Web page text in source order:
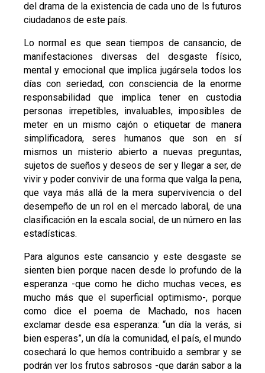
del drama de la existencia de cada uno de ls futuros
ciudadanos de este país.
Lo normal es que sean tiempos de cansancio, de
manifestaciones diversas del desgaste físico,
mental y emocional que implica jugársela todos los
días con seriedad, con consciencia de la enorme
responsabilidad que implica tener en custodia
personas irrepetibles, invaluables, imposibles de
meter en un mismo cajón o etiquetar de manera
simplificadora, seres humanos que son en sí
mismos un misterio abierto a nuevas preguntas,
sujetos de sueños y deseos de ser y llegar a ser, de
vivir y poder convivir de una forma que valga la pena,
que vaya más allá de la mera supervivencia o del
desempeño de un rol en el mercado laboral, de una
clasificación en la escala social, de un número en las
estadísticas.
Para algunos este cansancio y este desgaste se
sienten bien porque nacen desde lo profundo de la
esperanza -que como he dicho muchas veces, es
mucho más que el superficial optimismo-, porque
como dice el poema de Machado, nos hacen
exclamar desde esa esperanza: “un día la verás, si
bien esperas”, un día la comunidad, el país, el mundo
cosechará lo que hemos contribuido a sembrar y se
podrán ver los frutos sabrosos -que darán sabor a la